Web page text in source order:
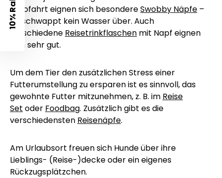
Autofahrt eignen sich besondereSwobby Näpfe –
da schwappt kein Wasser über. Auch
verschiedene Reisetrinkflaschen mit Napf eignen
sich sehr gut.
Um dem Tier den zusätzlichen Stress einer
Futterumstellung zu ersparen ist es sinnvoll, das
gewohnte Futter mitzunehmen, z. B. im Reise
Set oder Foodbag. Zusätzlich gibt es die
verschiedensten Reisenäpfe.
Am Urlaubsort freuen sich Hunde über ihre
Lieblings- (Reise-)decke oder ein eigenes
Rückzugsplätzchen.